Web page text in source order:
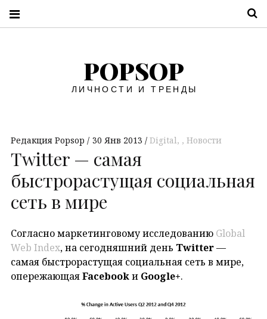
POPSOP
ЛИЧНОСТИ И ТРЕНДЫ
Редакция Popsop 30 Янв 2013 Digital, Новости
Twitter — самая
быстрорастущая социальная
сеть в мире
Согласно маркетинговому исследованию Global
Web Index, на сегодняшний день Twitter—
самая быстрорастущая социальная сеть в мире,
опережающаяFacebookи Google+.